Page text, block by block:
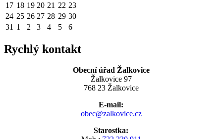
17 18 19 20 21 22 23
24 25 26 27 28 29 30
31 1 2 3 4 5 6
Rychlý kontakt
Obecní úřad Žalkovice
Žalkovice 97
768 23 Žalkovice
E-mail:
obec@zalkovice.cz
Starostka: